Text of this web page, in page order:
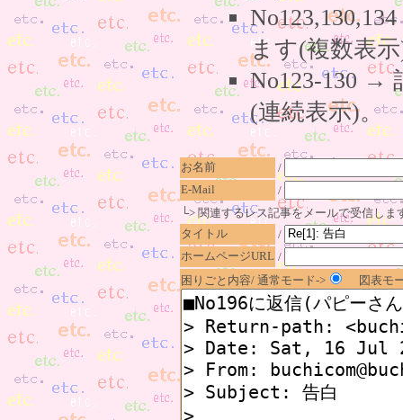
ます(複数表
No123-130 →
(連続表示)。
お名前
/
E-Mail
/
└> 関連するレス記事をメールで受信しま
タイトル
/
ホームページURL /
困りごと内容/ 通常モード->
図表モ